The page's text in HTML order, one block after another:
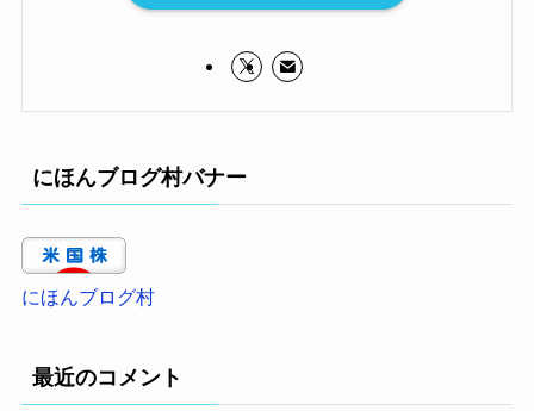
にほんブログ村バナー
にほんブログ村
最近のコメント